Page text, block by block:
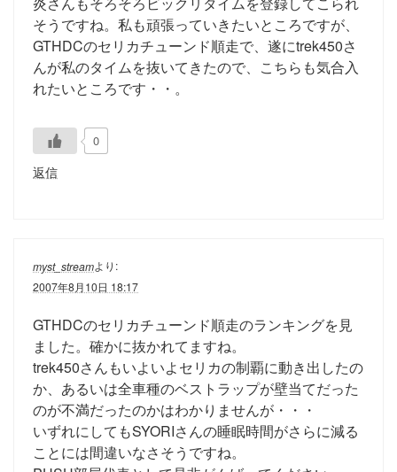
そうですね。私も頑張っていきたいところですが、
GTHDCのセリカチューンド順走で、遂にtrek450さ
んが私のタイムを抜いてきたので、こちらも気合入
れたいところです・・。
0
返信
myst_streamより:
2007年8月10日 18:17
GTHDCのセリカチューンド順走のランキングを見
ました。確かに抜かれてますね。
trek450さんもいよいよセリカの制覇に動き出したの
か、あるいは全車種のベストラップが壁当てだった
のが不満だったのかはわかりませんが・・・
いずれにしてもSYORIさんの睡眠時間がさらに減る
ことには間違いなさそうですね。